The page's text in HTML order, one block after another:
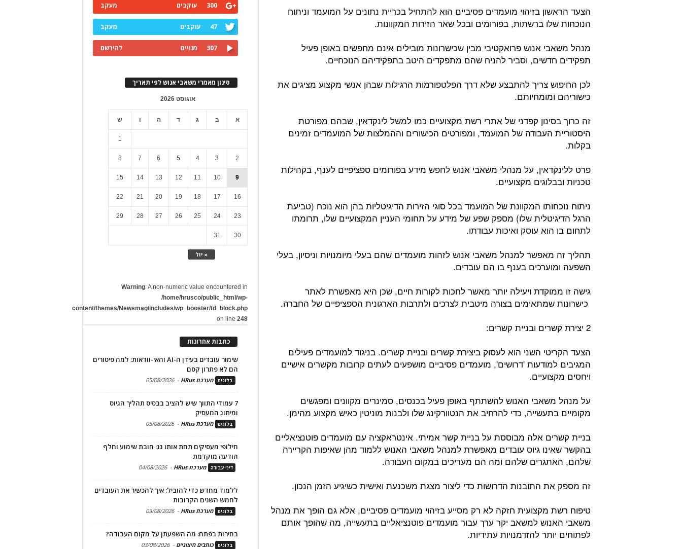
הצעד הראשון בזיהוי מועמדים פסיביים הוא להתחיל בכריית נתונים על המועמד וניתוח
הנוכחות שלו ברשתות, בפורומים ובכל שאר הזירות המקוונות.
מנהל משאבי אנוש פרואקטיבי מבין שכישרונות מובילים אינם מחפשים באופן פעיל
תפקידים חדשים, וסביר להניח שהם מתפקדים היטב בתפקידיהם הנוכחיים.
לכן החיפוש צריך להתבצע שלא דרך הפלטפורמות הרגילות שבהן אנשי מקצוע מציגים את
כישוריהם ומומחיותם.
זה כרוך בסינון קפדני של אתרי רשת מקצועיים כמו למשל לינקדאין, שבהם מפורטת
היסטוריית העבודה של המועמד, ומפורטים הכישורים וההמלצות של המועמדים זמינים
בקלות.
פרט ללינקדאין, על מנהלי משאבי אנוש לחפש מידע בפורומים ספציפיים לענף, בקהילות
טכניות ובבלוגים מקצועיים.
ניתוח נוכחותו המקוונת של המועמד בכל סוגי הזירות הדיגיטליות בהן הוא נוכח (טביעת
הרגל הדיגיטלית שלו) מספק שפע של מידע על תחומי העניין המקצועיים שלו, תרומתו
לתחום בו הוא עוסק ואיכות עבודתו.
תהליך זה מאפשר למנהל משאבי אנוש לזהות מועמדים שהם בעלי מיומנויות וניסיון, בעלי
השפעה ומוערכים בענף בו הם עובדים.
גישה זו ממוקדת ויעילה יותר מאשר לחכות לקורות חיים, שכן היא מאפשרת לאתר
כישרונות שמתאימים בצורה מיטבית לצרכים ולתרבות הארגונית הספציפיים של החברה.
2 יצירת קשרים ובניית קשרים:
הצעד הקריטי השני הוא לעסוק ביצירת קשרים ובניית קשרים. בניגוד למועמדים פעילים
המגיבים למודעות 'דרושים', מועמדים פסיביים מושפעים לעתים קרובות מקשרים אישיים
ויחסים מקצועיים.
על מנהל משאבי האנוש להשתתף באופן פעיל בכנסים, סמינרים מקוונים ומפגשים
מקומיים בתעשייה, כדי להרחיב את הנטוורקינג שלו ולבנות מוניטין כאיש מקצוע מהימן.
בניית קשרים אלה מבוססת על בניית קשר אמיתי. אינטראקציה עם מועמדים פוטנציאליים
בהקשר שאינו גיוס עובדים מאפשרת למנהל משאבי האנוש ללמוד מהן שאיפות הקריירה
שלהם, האתגרים שלהם ומה הם מעריכים במקום העבודה.
זה מספק את התובנות הדרושות כדי ליצור מצגת משכנעת ואישית כשיגיע הזמן הנכון.
טיפוח רשת מקצועית חזקה לא רק מסייע בזיהוי מועמדים פסיביים, אלא גם הופך את מנהל
משאבי האנוש למשאב יקר ערך עבור מועמדים פוטנציאליים בתעשייה, מה שהופך אותם
לפתוחים יותר להזדמנויות עתידיות.
300 עוקבים מעקב
47 עוקבים מעקב
307 מנויים להירשם
סינון מאמרי משאבי אנוש לפי תאריך
אוגוסט 2026
א ב ג ד ה ו ש
« יול
1
2
3
4
5
6
7
8
9
10
11
12
13
14
15
16
17
18
19
20
21
22
23
24
25
26
27
28
29
30
31
Warning: A non-numeric value encountered in
/home/hrusco/public_html/wp-
content/themes/Newsmag/includes/wp_booster/td_block.php
on line248
כתבות אחרונות
שימור עובדים בעידן ה-AI והאי-וודאות: למה פיטורים
הם לא פתרון קסם
בלוגים מערכת HRus -
05/08/2026
7 עמודי התווך שיש להציב בבסיס תהליך הגיוס
ומיתוג המעסיק
בלוגים מערכת HRus -
05/08/2026
חילופי מעסיקים תחת אותו גג: חובת שימוע וחלף
הודעה מוקדמת
דיני עבודה מערכת HRus -
04/08/2026
ללמוד מחדש כדי להוביל: איך להכשיר את העובדים
לחמש השנים הקרובות
בלוגים מערכת HRus -
03/08/2026
בחירות בפתח: מה השפעתן על מקום העבודה?
בלוגים כותבים חיצוניים -
03/08/2026